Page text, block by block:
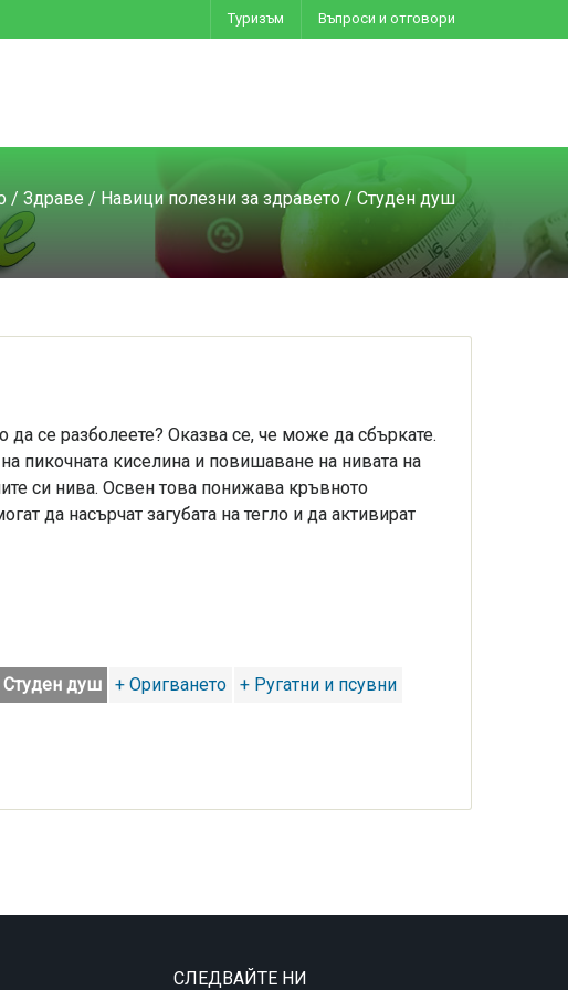
Туризъм Въпроси и отговори
/ Здраве / Навици полезни за здравето / Студен душ
се разболеете? Оказва се, че може да сбъркате.
пикочната киселина и повишаване на нивата на
си нива. Освен това понижава кръвното
да насърчат загубата на тегло и да активират
Студен душ + Оригването
+ Ругатни и псувни
СЛЕДВАЙТЕ НИ